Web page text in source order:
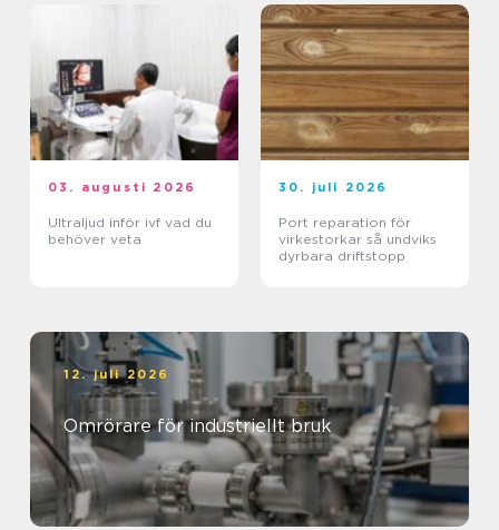
03. augusti 2026
Ultraljud inför ivf vad du
behöver veta
30. juli 2026
Port reparation för
virkestorkar så undviks
dyrbara driftstopp
12. juli 2026
Omrörare för industriellt bruk